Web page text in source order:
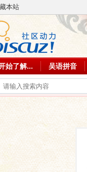
本站
始了解... 吴语拼音